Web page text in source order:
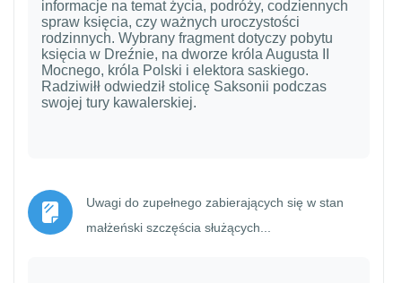
informacje na temat życia, podróży, codziennych
spraw księcia, czy ważnych uroczystości
rodzinnych. Wybrany fragment dotyczy pobytu
księcia w Dreźnie, na dworze króla Augusta II
Mocnego, króla Polski i elektora saskiego.
Radziwiłł odwiedził stolicę Saksonii podczas
swojej tury kawalerskiej.
Uwagi do zupełnego zabierających się w stan
małżeński szczęścia służących...